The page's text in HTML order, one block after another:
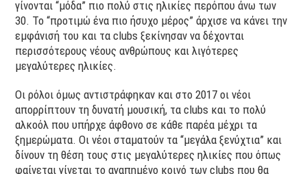
γίνονται “μόδα” πιο πολύ στις ηλικίες περόπου άνω των
30. Το “προτιμώ ένα πιο ήσυχο μέρος” άρχισε να κάνει την
εμφάνισή του και τα clubs ξεκίνησαν να δέχονται
περισσότερους νέους ανθρώπους και λιγότερες
μεγαλύτερες ηλικίες.
Οι ρόλοι όμως αντιστράφηκαν και στο 2017 οι νέοι
απορρίπτουν τη δυνατή μουσική, τα clubs και το πολύ
αλκοόλ που υπήρχε άφθονο σε κάθε παρέα μέχρι τα
ξημερώματα. Οι νέοι σταματούν τα “μεγάλα ξενύχτια” και
δίνουν τη θέση τους στις μεγαλύτερες ηλικίες που όπως
φαίνεται γίνεται το αγαπημένο κοινό των clubs που θα